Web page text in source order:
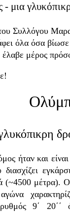
μια
όλα όσα
μέρος
ήταν και
(~4500 μέτρα).
ρυθμός 9΄